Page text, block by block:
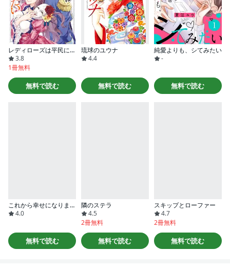
レディローズは平民になりたい
3.8
1冊無料
無料で読む
琉球のユウナ
4.4
無料で読む
純愛よりも、シてみたい
-
無料で読む
これから幸せになります！ 虐げられ令嬢ですが敵対国の公爵様に何故か溺愛されてます（分冊版）
4.0
無料で読む
隣のステラ
4.5
2冊無料
無料で読む
スキップとローファー
4.7
2冊無料
無料で読む